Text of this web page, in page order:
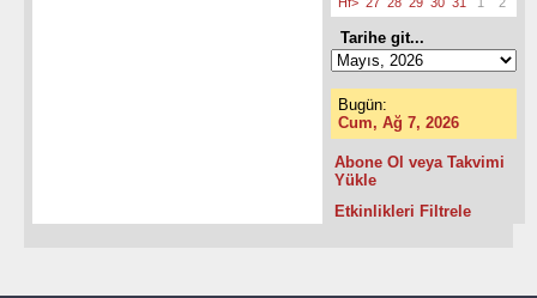
Tarihe git...
Bugün:
Cum, Ağ 7, 2026
Abone Ol veya Takvimi
Yükle
Etkinlikleri Filtrele